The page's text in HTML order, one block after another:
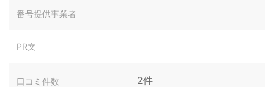
番号提供事業者
PR文
口コミ件数 2件